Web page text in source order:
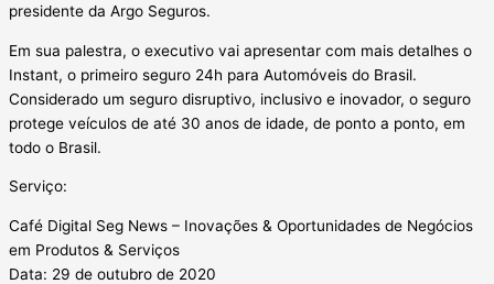
presidente da Argo Seguros.
Em sua palestra, o executivo vai apresentar com mais detalhes o
Instant, o primeiro seguro 24h para Automóveis do Brasil.
Considerado um seguro disruptivo, inclusivo e inovador, o seguro
protege veículos de até 30 anos de idade, de ponto a ponto, em
todo o Brasil.
Serviço:
Café Digital Seg News – Inovações & Oportunidades de Negócios
em Produtos & Serviços
Data: 29 de outubro de 2020